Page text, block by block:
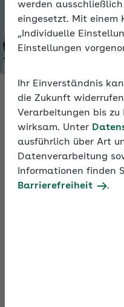
werden
eingesetzt. Mit
„Individuelle
Einstellungen
Ihr Einverständnis
die Zukunft
Verarbeitungen bis zu
wirksam. Unter
ausführlich über Art
Datenverarbeitung
Informationen finden
Barrierefreiheit
.
Videos
Erfahren Sie in den
on-demand alle
Sozialversicherung.